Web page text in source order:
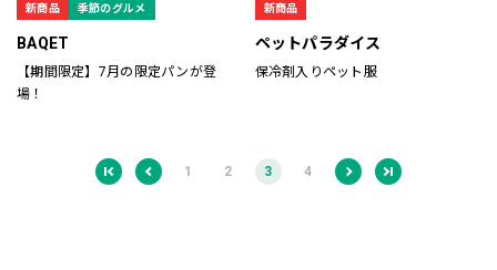
新商品 季節のグルメ
BAQET
【期間限定】7月の限定パンが登
場！​​​​
新商品
ペットパラダイス
保冷剤入りペット服
1 2 3 4